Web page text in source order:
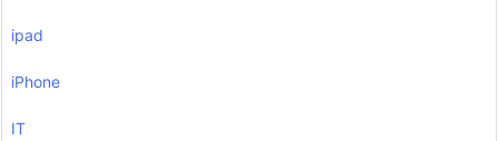
ipad
iPhone
IT